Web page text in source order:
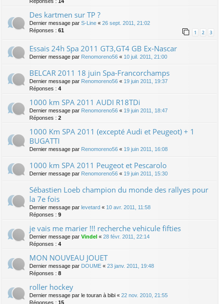
Des kartmen sur TP ?
Dernier message par S-Line « 26 sept. 2011, 21:02
Réponses : 61 1 2 3
Essais 24h Spa 2011 GT3,GT4 GB Ex-Nascar
Dernier message par Renomoreno56 « 10 juil. 2011, 21:00
BELCAR 2011 18 juin Spa-Francorchamps
Dernier message par Renomoreno56 « 19 juin 2011, 19:37
Réponses : 4
1000 km SPA 2011 AUDI R18TDi
Dernier message par Renomoreno56 « 19 juin 2011, 18:47
Réponses : 2
1000 Km SPA 2011 (excepté Audi et Peugeot) + 1
BUGATTI
Dernier message par Renomoreno56 « 19 juin 2011, 16:08
1000 km SPA 2011 Peugeot et Pescarolo
Dernier message par Renomoreno56 « 19 juin 2011, 15:30
Sébastien Loeb champion du monde des rallyes pour
la 7e fois
Dernier message par levetard « 10 avr. 2011, 11:58
Réponses : 9
je vais me marier !!! recherche vehicule fifties
Dernier message par Vindel « 28 févr. 2011, 22:14
Réponses : 4
MON NOUVEAU JOUET
Dernier message par DOUME « 23 janv. 2011, 19:48
Réponses : 8
roller hockey
Dernier message par le touran à bibi « 22 nov. 2010, 21:55
Réponses : 15